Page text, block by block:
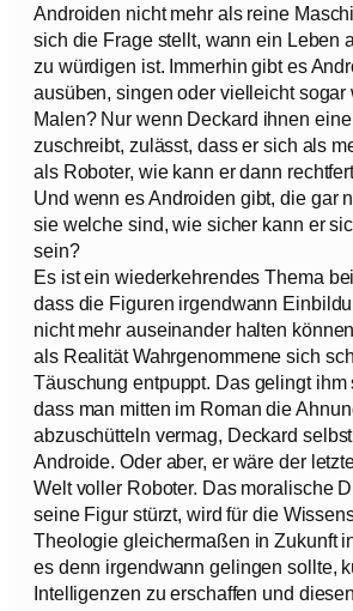
Androiden nicht mehr als reine
sich die Frage stellt, wann ein Leben
zu würdigen ist. Immerhin gibt es
ausüben, singen oder vielleicht sogar
Malen? Nur wenn Deckard ihnen
zuschreibt, zulässt, dass er sich als
als Roboter, wie kann er dann
Und wenn es Androiden gibt, die gar
sie welche sind, wie sicher kann er
sein?
Es ist ein wiederkehrendes Thema
dass die Figuren irgendwann
nicht mehr auseinander halten
als Realität Wahrgenommene sich
Täuschung entpuppt. Das gelingt ihm
dass man mitten im Roman die
abzuschütteln vermag, Deckard
Androide. Oder aber, er wäre der
Welt voller Roboter. Das moralische
seine Figur stürzt, wird für die
Theologie gleichermaßen in Zukunft
es denn irgendwann gelingen sollte,
Intelligenzen zu erschaffen und